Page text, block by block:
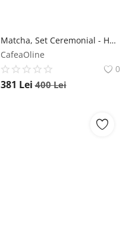
Matcha, Set Ceremonial - Haru Moya
CafeaOline
0
381 Lei 400Lei